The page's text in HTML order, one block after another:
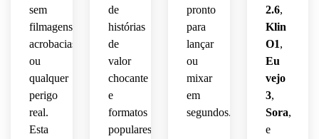
sem
filmagens,
acrobacias
ou
qualquer
perigo
real.
Esta
de
histórias
de
valor
chocante
e
formatos
populares
pronto
para
lançar
ou
mixar
em
segundos.
2.6,
Klin
O1,
Eu
vejo
3,
Sora,
e